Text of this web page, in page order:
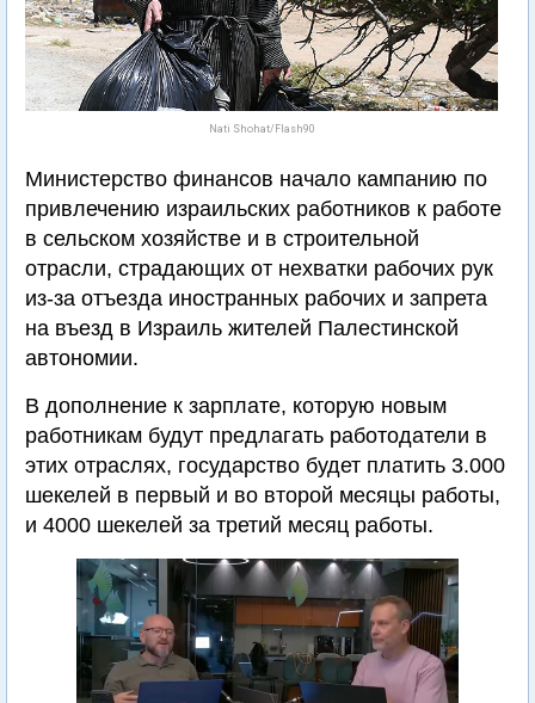
Nati Shohat/Flash90
Министерство финансов начало кампанию по
привлечению израильских работников к работе
в сельском хозяйстве и в строительной
отрасли, страдающих от нехватки рабочих рук
из-за отъезда иностранных рабочих и запрета
на въезд в Израиль жителей Палестинской
автономии.
В дополнение к зарплате, которую новым
работникам будут предлагать работодатели в
этих отраслях, государство будет платить 3.000
шекелей в первый и во второй месяцы работы,
и 4000 шекелей за третий месяц работы.